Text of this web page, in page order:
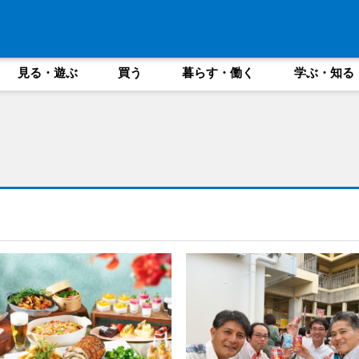
見る・遊ぶ 買う 暮らす・働く 学ぶ・知る